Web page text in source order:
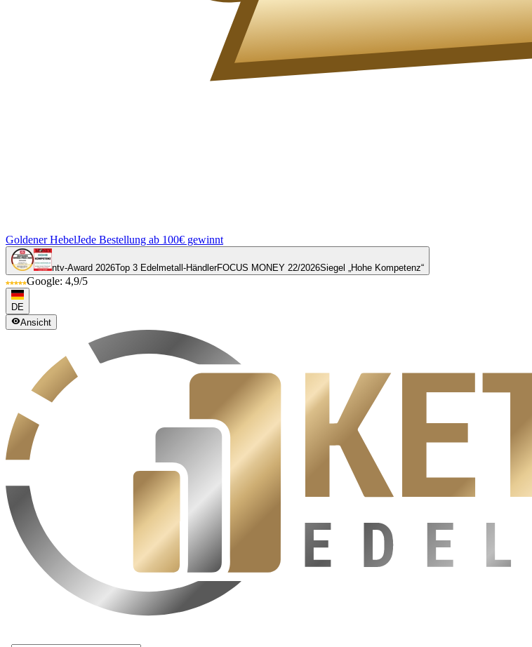
Goldener HebelJede Bestellung ab 100€ gewinnt
ntv-Award 2026Top 3 Edelmetall-HändlerFOCUS MONEY 22/2026Siegel „Hohe Kompetenz“
Google: 4,9/5
DE
Ansicht